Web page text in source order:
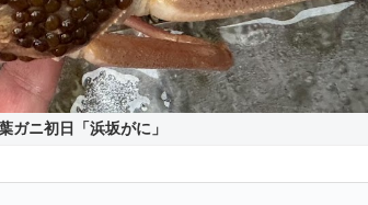
ガニ初日「浜坂がに」